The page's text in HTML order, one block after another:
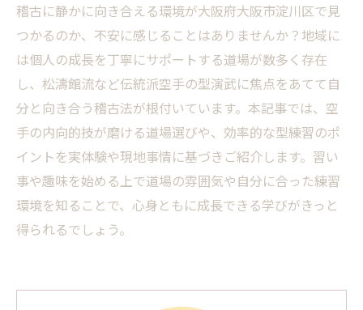
稽古に静かに向き合える環境が大阪府大阪市淀川区で見
つかるのか、不安に感じることはありませんか？地域に
は個人の成長を丁寧にサポートする道場が数多く存在
し、松濤館流など伝統派空手の型演武に焦点をあてて自
分と向き合う稽古法が根付いています。本記事では、空
手の内向的技が磨ける道場選びや、効率的な型練習のポ
イントを実体験や現地事情に基づきご紹介します。習い
事や趣味を始める上で道場の雰囲気や自分に合った練習
環境を知ることで、心身ともに成長できる学びがきっと
得られるでしょう。